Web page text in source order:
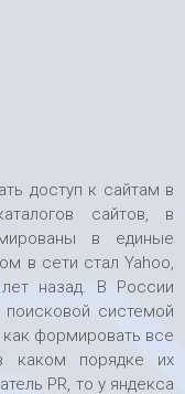
доступ к сайтам в
сайтов, в
в единые
в сети стал Yahoo,
назад. В России
системой
как формировать все
каком порядке их
PR, то у яндекса